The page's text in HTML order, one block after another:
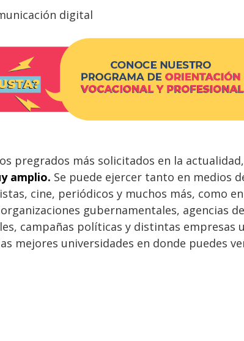
digital
pregrados más solicitados en la actualidad,
amplio. Se puede ejercer tanto en medios
cine, periódicos y muchos más, como en
gubernamentales, agencias de
campañas políticas y distintas empresas
mejores universidades en donde puedes